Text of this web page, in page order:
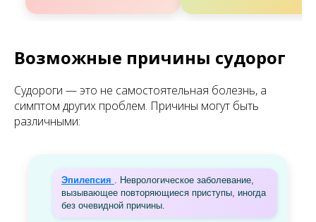
Возможные причины судорог
Судороги — это не самостоятельная болезнь, а
симптом других проблем. Причины могут быть
различными:
Эпилепсия . Неврологическое заболевание,
вызывающее повторяющиеся приступы, иногда
без очевидной причины.